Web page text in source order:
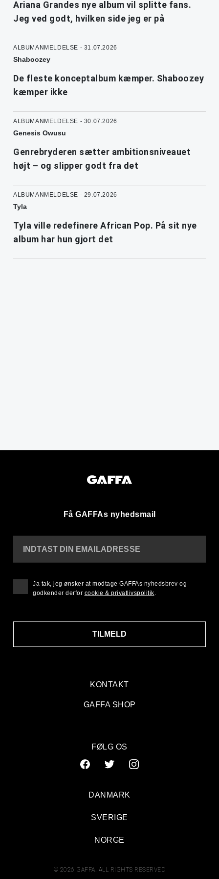
Ariana Grandes nye album vil splitte fans.
Jeg ved godt, hvilken side jeg er på
ALBUMANMELDELSE - 31.07.2026
Shaboozey
De fleste konceptalbum kæmper. Shaboozey
kæmper ikke
ALBUMANMELDELSE - 30.07.2026
Genesis Owusu
Genrebryderen sætter ambitionsniveauet
højt – og slipper godt fra det
ALBUMANMELDELSE - 29.07.2026
Tyla
Tyla ville redefinere African Pop. På sit nye
album har hun gjort det
Få GAFFAs nyhedsmail
KONTAKT
GAFFA SHOP
INDTAST DIN EMAILADRESSE
TILMELD
Ja tak, jeg ønsker at modtage GAFFAs nyhedsbrev og
godkender derfor cookie & privatlivspolitik.
FØLG OS
© 2026 GAFFA. ALL RIGHTS RESERVED
DANMARK
SVERIGE
NORGE